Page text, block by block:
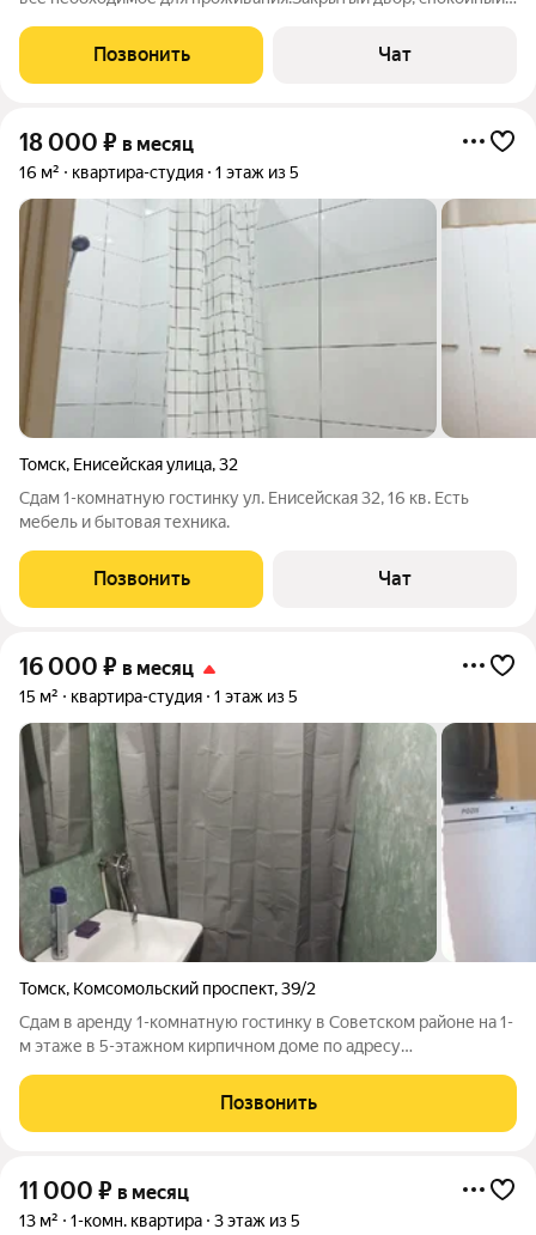
доступности.Сдается чистоплотным людям без животных и
без вредных привычек!
Позвонить Чат
18 000 ₽ в месяц
16 м² квартира-студия 1 этаж из 5
Томск, Енисейская улица,32
Сдам 1-комнатную гостинку ул. Енисейская 32, 16 кв. Есть
мебель и бытовая техника.
Позвонить Чат
16 000 ₽ в месяц
15 м² квартира-студия 1 этаж из 5
Томск, Комсомольский проспект,39/2
Сдам в аренду 1-комнатную гостинку в Советском районе на 1-
м этаже в 5-этажном кирпичном доме по адресу
общей площадью 15 м2. Есть мебель, холодильник, телевизор,
стиральная машина, интернет,
Позвонить
11 000 ₽ в месяц
13 м² 1-комн. квартира 3 этаж из 5